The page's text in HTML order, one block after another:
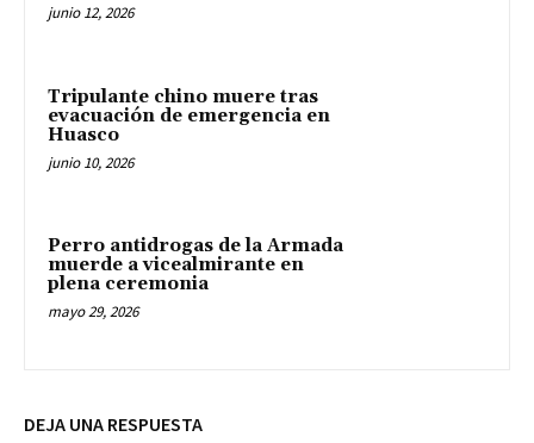
junio 12, 2026
Tripulante chino muere tras
evacuación de emergencia en
Huasco
junio 10, 2026
Perro antidrogas de la Armada
muerde a vicealmirante en
plena ceremonia
mayo 29, 2026
DEJA UNA RESPUESTA